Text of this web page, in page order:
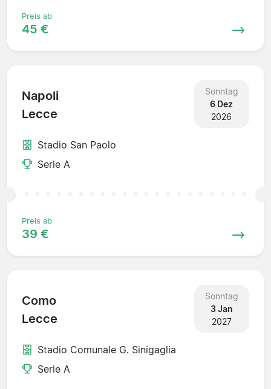
Preis ab
45 €
Napoli
Lecce
Sonntag
6 Dez
2026
Stadio San Paolo
Serie A
Preis ab
39 €
Como
Lecce
Sonntag
3 Jan
2027
Stadio Comunale G. Sinigaglia
Serie A